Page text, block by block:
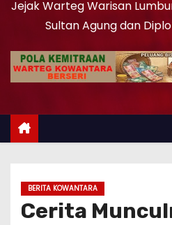
Jejak Warteg Warisan
Sultan Agung dan
BERITA KOWANTARA
Cerita